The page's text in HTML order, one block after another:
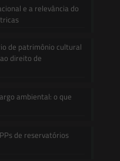
e a relevância do
de patrimônio cultural
direito de
ambiental: o que
de reservatórios